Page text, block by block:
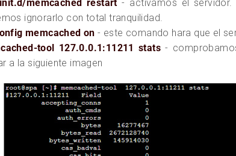
memcached restart- activamos el servidor.
ignorarlo con total tranquilidad.
memcached on - este comando hara que el
tool 127.0.0.1:11211 stats -
a la siguiente imagen